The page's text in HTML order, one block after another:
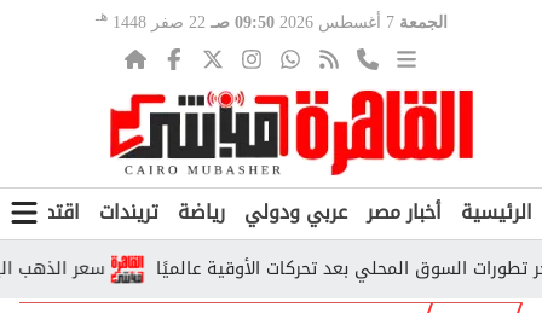
الجمعة 7 أغسطس 2026 09:50 صـ 22 صفر 1448 هـ
الرئيسية أخبار مصر عربي ودولي رياضة تريندات اقتصاد
سعر الذهب اليوم السوق المحلي بعد تحركات الأوقية عالميًا